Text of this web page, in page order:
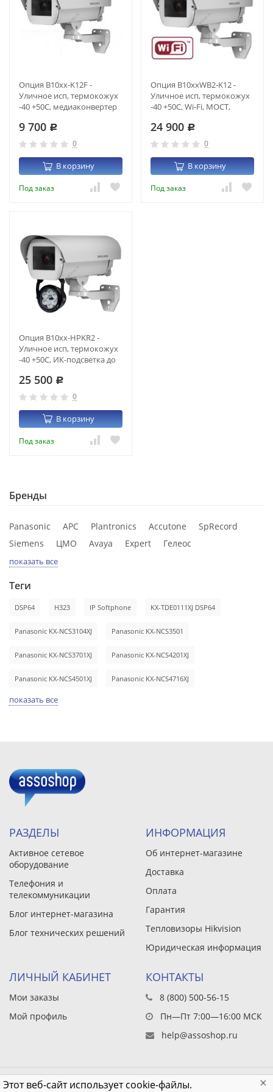
Этот веб-сайт использует cookie-файлы.
Опция B10xx-K12F -
Уличное исп, термокожух
-40 +50С, медиаконвертер
9 700 Р
0
В корзину
Под заказ
Опция B10xxWB2-K12 -
Уличное исп, термокожух
-40 +50С, Wi-Fi, МОСТ,
24 900 Р
0
В корзину
Под заказ
Опция B10xx-HPKR2 -
Уличное исп, термокожух
-40 +50С, ИК-подсветка до
802.3at
25 500 Р
0
В корзину
Под заказ
Бренды
Panasonic APC Plantronics Accutone
SpRecord
Siemens
ЦМО Avaya Expert Гелеос
показать все
Теги
DSP64 H323 IP Softphone KX-TDE0111XJ DSP64
Panasonic KX-NCS3104XJ Panasonic KX-NCS3501
Panasonic KX-NCS3701XJ Panasonic KX-NCS4201XJ
Panasonic KX-NCS4501XJ Panasonic KX-NCS4716XJ
показать все
РАЗДЕЛЫ
Активное сетевое
оборудование
Телефония и
телекоммуникации
Блог интернет-магазина
Блог технических решений
ИНФОРМАЦИЯ
Об интернет-магазине
Доставка
Оплата
Гарантия
Тепловизоры Hikvision
Юридическая информация
ЛИЧНЫЙ КАБИНЕТ
Мои заказы
Мой профиль
КОНТАКТЫ
8 (800) 500-56-15
Пн—Пт 7:00—16:00 МСК
help@assoshop.ru
© 1993 – 2026 ООО «Эйва»